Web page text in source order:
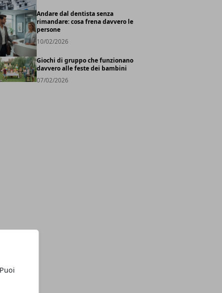
Andare dal dentista senza
rimandare: cosa frena davvero le
persone
10/02/2026
Giochi di gruppo che funzionano
davvero alle feste dei bambini
07/02/2026